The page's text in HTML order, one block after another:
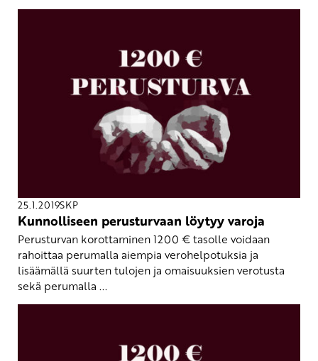
25.1.2019SKP
Kunnolliseen perusturvaan löytyy varoja
Perusturvan korottaminen 1200 € tasolle voidaan
rahoittaa perumalla aiempia verohelpotuksia ja
lisäämällä suurten tulojen ja omaisuuksien verotusta
sekä perumalla ...